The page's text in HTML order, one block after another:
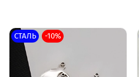
СТАЛЬ -10%